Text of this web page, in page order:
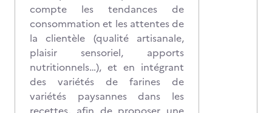
compte les tendances de
consommation et les attentes de
la clientèle (qualité artisanale,
plaisir sensoriel, apports
nutritionnels…), et en intégrant
des variétés de farines de
variétés paysannes dans les